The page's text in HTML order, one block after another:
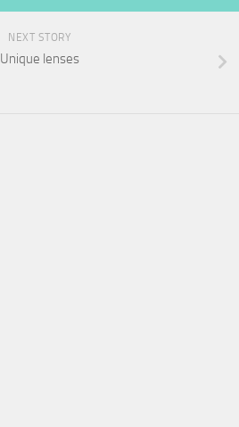
NEXT STORY
Unique lenses